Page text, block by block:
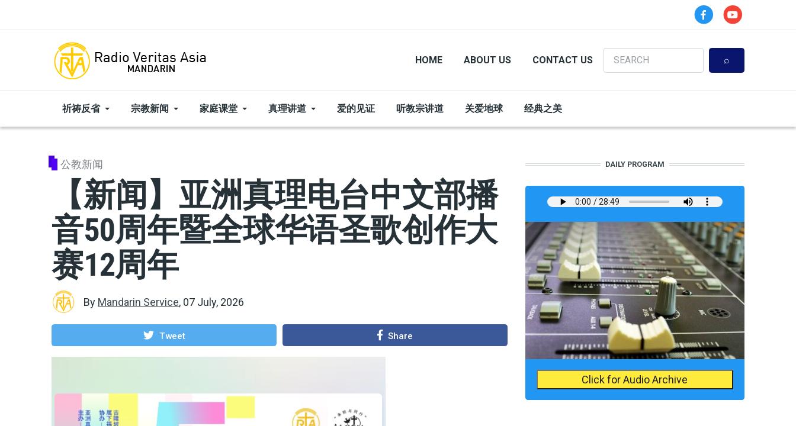
HOME ABOUT US CONTACT US
Search
祈祷反省 宗教新闻 家庭课堂 真理讲道 爱的见证 听教宗讲道 关爱地球 经典之美
公教新闻
【新闻】亚洲真理电台中文部播
音50周年暨全球华语圣歌创作大
赛12周年
By Mandarin Service, 07 July, 2026
Tweet Share
DAILY PROGRAM
Click for Audio Archive